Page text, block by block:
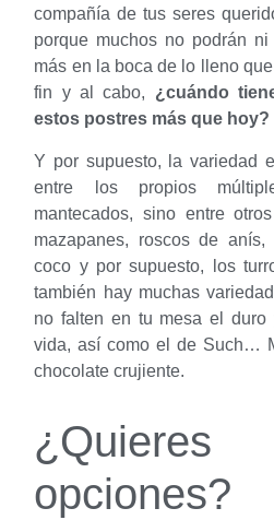
compañía de tus seres
porque muchos no podrán
más en la boca de lo lleno
fin y al cabo, ¿cuándo
estos postres más que hoy?
Y por supuesto, la variedad
entre los propios
mantecados, sino entre
mazapanes, roscos de
coco y por supuesto, los
también hay muchas
no falten en tu mesa el
vida, así como el de Such…
chocolate crujiente.
opciones?